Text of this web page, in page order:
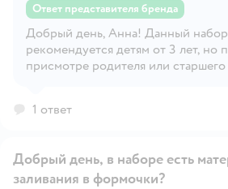
Ответ представителя бренда
Добрый день, Анна! Данный набор
рекомендуется детям от 3 лет, но
присмотре родителя или
творческие способности вместе
настроения! :)
1 ответ
Добрый день, в наборе есть
заливания в формочки?